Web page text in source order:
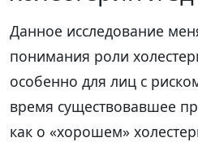
Данное исследование
понимания роли
особенно для лиц с
время существовавшее
как о «хорошем»